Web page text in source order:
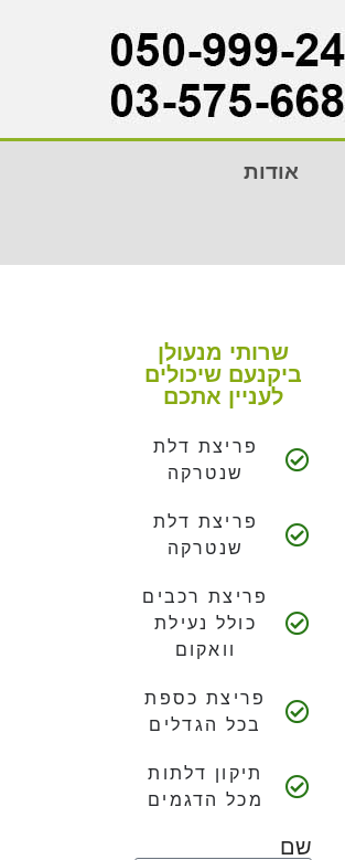
אודות
שרותי מנעולן
ביקנעם שיכולים
לעניין אתכם
פריצת דלת
שנטרקה
פריצת דלת
שנטרקה
פריצת רכבים
כולל נעילת
וואקום
פריצת כספת
בכל הגדלים
תיקון דלתות
מכל הדגמים
שם